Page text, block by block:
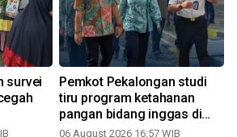
survei
Pemkot Pekalongan studi
tiru program ketahanan
pangan bidang inggas di
Lapas Terbuka
06 August 2026 16:57 WIB